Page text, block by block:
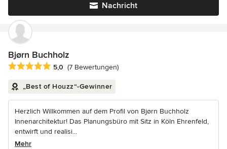
Nachricht
Bjørn Buchholz
Durchschnittliche Bewertung: 5 von 5 Sternen
5,0 (7 Bewertungen)
„Best of Houzz“-Gewinner
Herzlich Willkommen auf dem Profil von Bjørn Buchholz
Innenarchitektur! Das Planungsbüro mit Sitz in Köln Ehrenfeld,
entwirft und realisi...
Mehr